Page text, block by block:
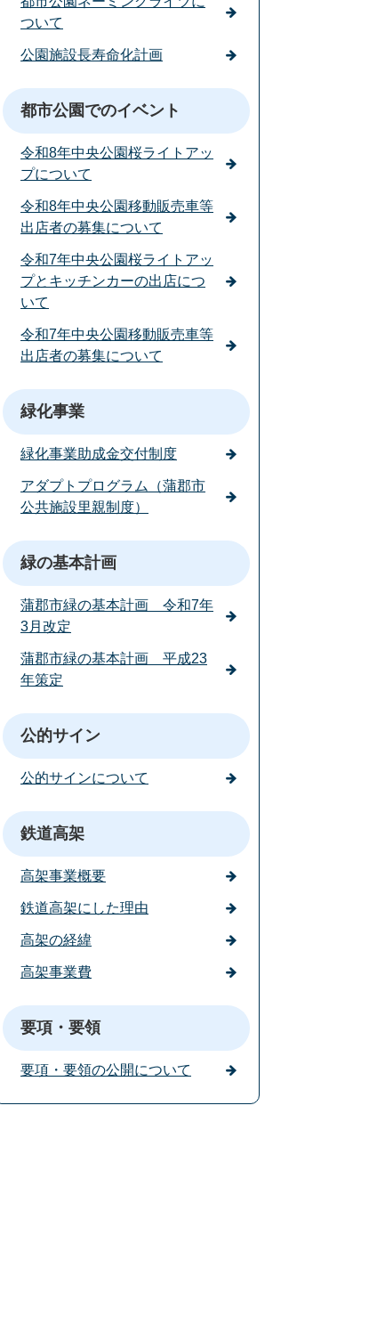
ついて
公園施設長寿命化計画
都市公園でのイベント
令和8年中央公園桜ライトアッ
プについて
令和8年中央公園移動販売車等
出店者の募集について
令和7年中央公園桜ライトアッ
プとキッチンカーの出店につ
いて
令和7年中央公園移動販売車等
出店者の募集について
緑化事業
緑化事業助成金交付制度
アダプトプログラム（蒲郡市
公共施設里親制度）
緑の基本計画
蒲郡市緑の基本計画 令和7年
3月改定
蒲郡市緑の基本計画 平成23
年策定
公的サイン
公的サインについて
鉄道高架
高架事業概要
鉄道高架にした理由
高架の経緯
高架事業費
要項・要領
要項・要領の公開について